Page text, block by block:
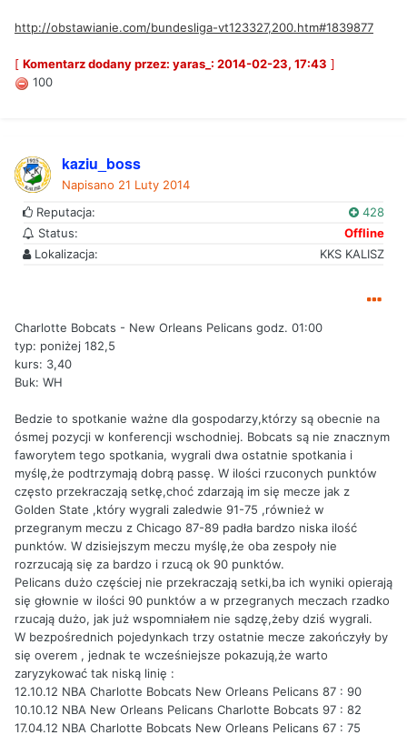
http://obstawianie.com/bundesliga-vt123327,200.htm#1839877
[ Komentarz dodany przez: yaras_: 2014-02-23, 17:43 ]
100
kaziu_boss
Napisano 21 Luty 2014
Reputacja:
428
Status:
Offline
Lokalizacja:
KKS KALISZ
Charlotte Bobcats - New Orleans Pelicans godz. 01:00
typ: poniżej 182,5
kurs: 3,40
Buk: WH
Bedzie to spotkanie ważne dla gospodarzy,którzy są obecnie na
ósmej pozycji w konferencji wschodniej. Bobcats są nie znacznym
faworytem tego spotkania, wygrali dwa ostatnie spotkania i
myślę,że podtrzymają dobrą passę. W ilości rzuconych punktów
często przekraczają setkę,choć zdarzają im się mecze jak z
Golden State ,który wygrali zaledwie 91-75 ,również w
przegranym meczu z Chicago 87-89 padła bardzo niska ilość
punktów. W dzisiejszym meczu myślę,że oba zespoły nie
rozrzucają się za bardzo i rzucą ok 90 punktów.
Pelicans dużo częściej nie przekraczają setki,ba ich wyniki opierają
się głownie w ilości 90 punktów a w przegranych meczach rzadko
rzucają dużo, jak już wspomniałem nie sądzę,żeby dziś wygrali.
W bezpośrednich pojedynkach trzy ostatnie mecze zakończyły by
się overem , jednak te wcześniejsze pokazują,że warto
zaryzykować tak niską linię :
12.10.12 NBA Charlotte Bobcats New Orleans Pelicans 87 : 90
10.10.12 NBA New Orleans Pelicans Charlotte Bobcats 97 : 82
17.04.12 NBA Charlotte Bobcats New Orleans Pelicans 67 : 75